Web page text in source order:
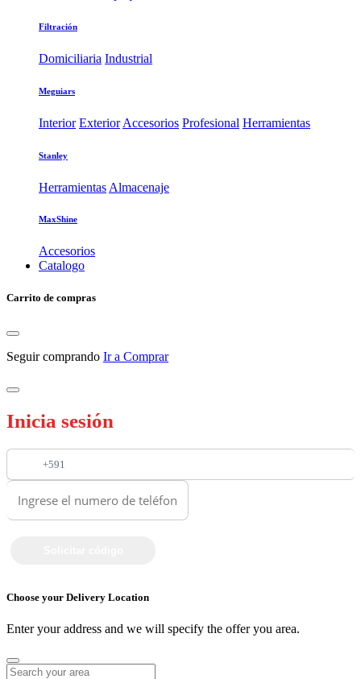
Filtración
Domiciliaria Industrial
Meguiars
Interior Exterior Accesorios Profesional Herramientas
Stanley
Herramientas Almacenaje
MaxShine
Accesorios
Catalogo
Carrito de compras
Seguir comprando Ir a Comprar
Inicia sesión
+591
Choose your Delivery Location
Enter your address and we will specify the offer you area.